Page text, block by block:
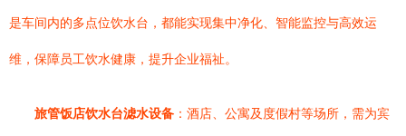
是车间内的多点位饮水台，都能实现集中净化、智能监控与高效运
维，保障员工饮水健康，提升企业福祉。
旅管饭店饮水台滤水设备 ：酒店、公寓及度假村等场所，需为宾